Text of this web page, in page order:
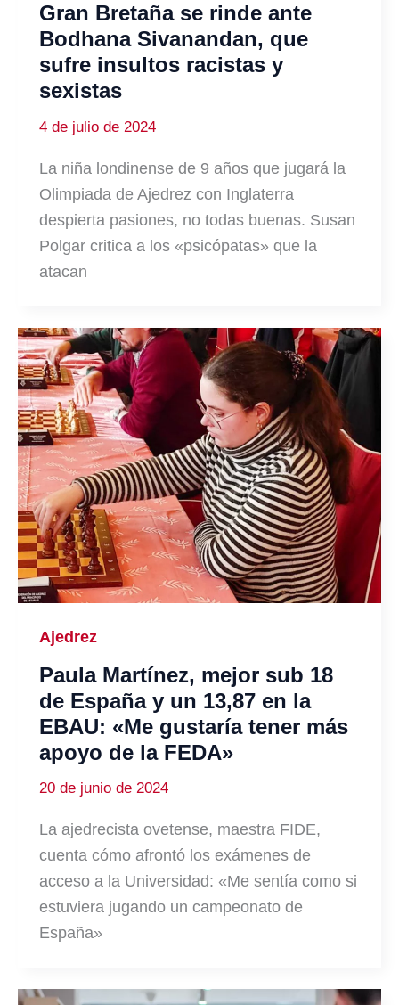
Gran Bretaña se rinde ante
Bodhana Sivanandan, que
sufre insultos racistas y
sexistas
4 de julio de 2024
La niña londinense de 9 años que jugará la
Olimpiada de Ajedrez con Inglaterra
despierta pasiones, no todas buenas. Susan
Polgar critica a los «psicópatas» que la
atacan
Ajedrez
Paula Martínez, mejor sub 18
de España y un 13,87 en la
EBAU: «Me gustaría tener más
apoyo de la FEDA»
20 de junio de 2024
La ajedrecista ovetense, maestra FIDE,
cuenta cómo afrontó los exámenes de
acceso a la Universidad: «Me sentía como si
estuviera jugando un campeonato de
España»